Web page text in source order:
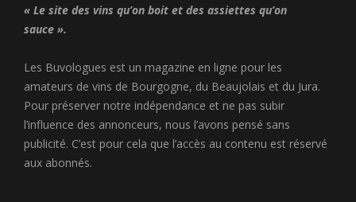
« Le site des vins qu’on boit et des assiettes qu’on
sauce ».
Les Buvologues est un magazine en ligne pour les
amateurs de vins de Bourgogne, du Beaujolais et du Jura.
Pour préserver notre indépendance et ne pas subir
l’influence des annonceurs, nous l’avons pensé sans
publicité. C’est pour cela que l’accès au contenu est réservé
aux abonnés.